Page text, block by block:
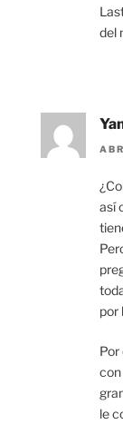
del
así
por
con
le